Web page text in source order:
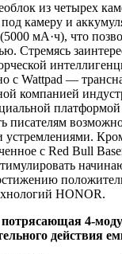
из четырех
под камеру и
мА·ч), что
Стремясь
с Wattpad —
компанией
писателям
устремлениями.
с Red Bull
HONOR.
4-
действия